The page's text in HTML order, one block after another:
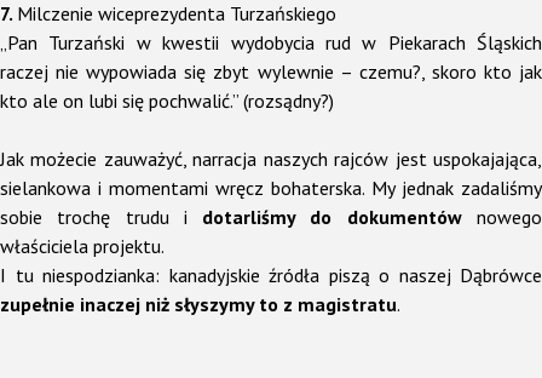
7. Milczenie wiceprezydenta Turzańskiego
„Pan Turzański w kwestii wydobycia rud w Piekarach Śląskich
raczej nie wypowiada się zbyt wylewnie – czemu?, skoro kto jak
kto ale on lubi się pochwalić.” (rozsądny?)
Jak możecie zauważyć, narracja naszych rajców jest uspokajająca,
sielankowa i momentami wręcz bohaterska. My jednak zadaliśmy
sobie trochę trudu i dotarliśmy do dokumentównowego
właściciela projektu.
I tu niespodzianka: kanadyjskie źródła piszą o naszej Dąbrówce
zupełnie inaczej niż słyszymy to z magistratu.